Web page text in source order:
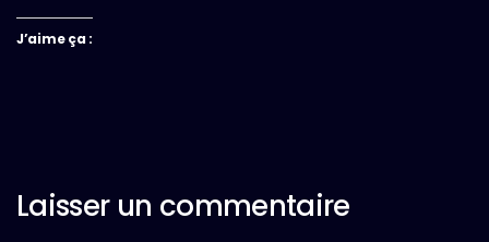
J’aime ça :
Laisser un commentaire